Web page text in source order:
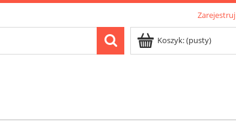
Koszyk:(pusty)